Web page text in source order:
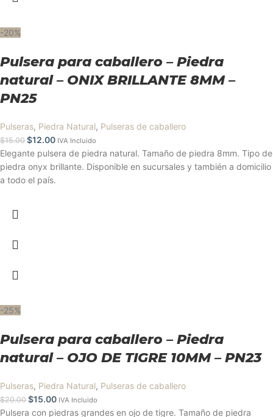
-20%
Pulsera para caballero – Piedra
natural – ONIX BRILLANTE 8MM –
PN25
Pulseras, Piedra Natural, Pulseras de caballero
$15.00 $12.00 IVA Incluido
Elegante pulsera de piedra natural. Tamaño de piedra 8mm. Tipo de
piedra onyx brillante. Disponible en sucursales y también a domicilio
a todo el país.
-25%
Pulsera para caballero – Piedra
natural – OJO DE TIGRE 10MM – PN23
Pulseras, Piedra Natural, Pulseras de caballero
$20.00 $15.00 IVA Incluido
Pulsera con piedras grandes en ojo de tigre. Tamaño de piedra